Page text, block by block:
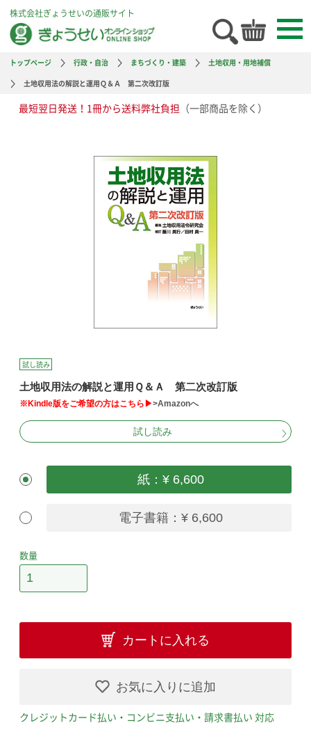
株式会社ぎょうせいの通販サイト
トップページ 行政・自治 まちづくり・建築
土地収用・用地補償
土地収用法の解説と運用Ｑ＆Ａ 第二次改訂版
最短翌日発送！1冊から送料弊社負担 （一部商品を除く）
試し読み
土地収用法の解説と運用Ｑ＆Ａ 第二次改訂版
※Kindle版をご希望の方はこちら▶>Amazonへ
試し読み
紙：¥ 6,600
電子書籍：¥ 6,600
数量
カートに入れる
お気に入りに追加
クレジットカード払い・コンビニ支払い・請求書払い 対応